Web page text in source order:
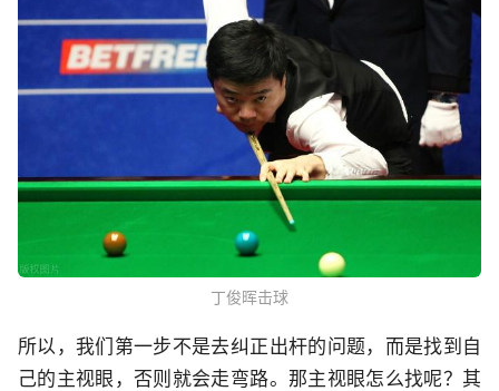
丁俊晖击球
所以，我们第一步不是去纠正出杆的问题，而是找到自
己的主视眼，否则就会走弯路。那主视眼怎么找呢？其